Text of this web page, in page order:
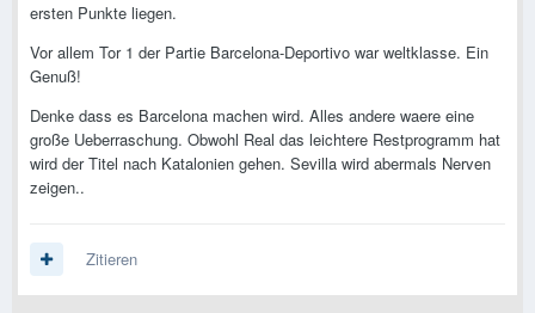
ersten Punkte liegen.
Vor allem Tor 1 der Partie Barcelona-Deportivo war weltklasse. Ein
Genuß!
Denke dass es Barcelona machen wird. Alles andere waere eine
große Ueberraschung. Obwohl Real das leichtere Restprogramm hat
wird der Titel nach Katalonien gehen. Sevilla wird abermals Nerven
zeigen..
Zitieren